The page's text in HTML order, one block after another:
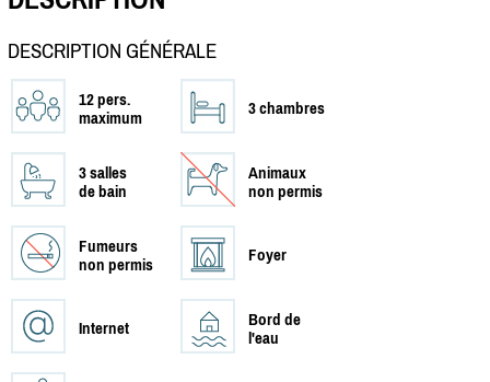
DESCRIPTION GÉNÉRALE
12 pers.
maximum
3 chambres
3 salles
de bain
Animaux
non permis
Fumeurs
non permis
Foyer
Internet
Bord de
l'eau